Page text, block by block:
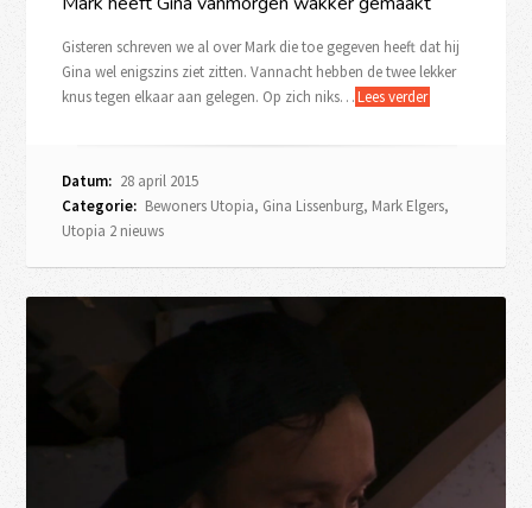
Gisteren schreven we al over Mark die toe gegeven heeft dat hij
Gina wel enigszins ziet zitten. Vannacht hebben de twee lekker
knus tegen elkaar aan gelegen. Op zich niks… Lees verder
Datum: 28 april 2015
Categorie: Bewoners Utopia, Gina Lissenburg, Mark Elgers,
Utopia 2 nieuws